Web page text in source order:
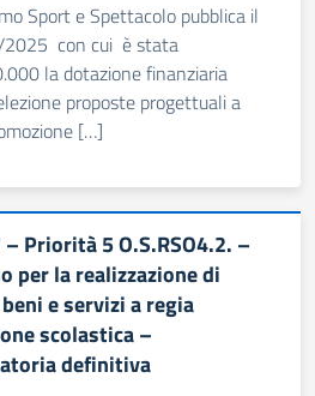
Sport e Spettacolo pubblica il
2025 con cui è stata
la dotazione finanziaria
proposte progettuali a
[…]
Priorità 5 O.S.RSO4.2. –
per la realizzazione di
e servizi a regia
scolastica –
definitiva